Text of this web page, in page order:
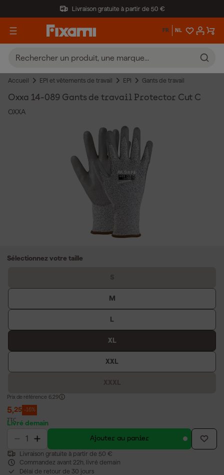
Livraison gratuite à partir de 50 €
FR NL
Accueil EPI et vêtements de travail EPI Gants de travail
Oxxa 14-089 Gants de travail Protector Cut C
OXXA
Sélectionnez votre taille
M
L
XL
XXL
Prix de référence 6,29
5,25 -16%
TTC
Livré demain
Ajouter au panier
Livraison gratuite à partir de 50 €
Commandez avant 22h, livré demain
Délai de retour de 30 jours